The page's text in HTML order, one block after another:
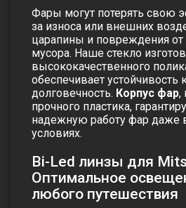
Фары могут потерять свою
за износа или внешних
царапины и повреждения
мусора. Наше стекло
высококачественного
обеспечивает
долговечность. Корпус фар,
прочного пластика,
надежную работу фар даже
условиях.
Bi-Led линзы для
Оптимальное
любого путешествия